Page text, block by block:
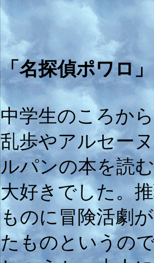
「名探偵ポワロ」
中学生のころか
乱歩やアルセー
ルパンの本を読
大好きでした。
ものに冒険活劇
たものというの